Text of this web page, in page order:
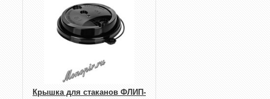
Крышка для стаканов ФЛИП-